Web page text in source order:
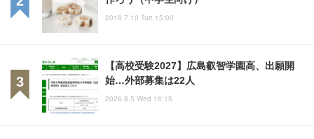
2018.7.10 Tue 15:00
【高校受験2027】広島叡智学園高、出願開
始…外部募集は22人
2026.8.5 Wed 16:15